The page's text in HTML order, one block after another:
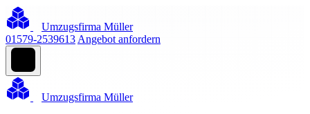
Umzugsfirma Müller
01579-2539613 Angebot anfordern
Umzugsfirma Müller